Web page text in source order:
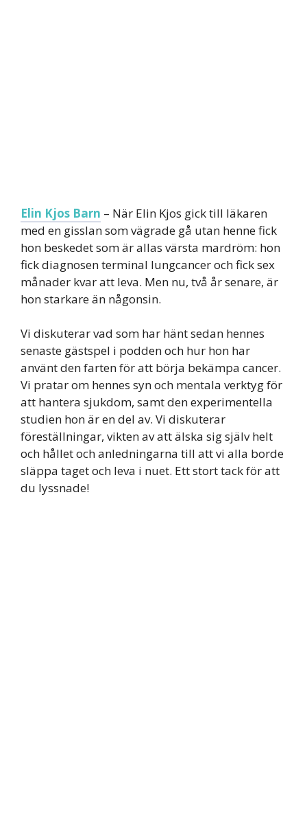
Elin Kjos Barn – När Elin Kjos gick till läkaren
med en gisslan som vägrade gå utan henne fick
hon beskedet som är allas värsta mardröm: hon
fick diagnosen terminal lungcancer och fick sex
månader kvar att leva. Men nu, två år senare, är
hon starkare än någonsin.
Vi diskuterar vad som har hänt sedan hennes
senaste gästspel i podden och hur hon har
använt den farten för att börja bekämpa cancer.
Vi pratar om hennes syn och mentala verktyg för
att hantera sjukdom, samt den experimentella
studien hon är en del av. Vi diskuterar
föreställningar, vikten av att älska sig själv helt
och hållet och anledningarna till att vi alla borde
släppa taget och leva i nuet. Ett stort tack för att
du lyssnade!